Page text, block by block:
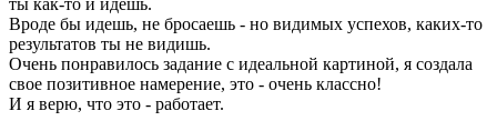
ты как-то и идешь.
Вроде бы идешь, не бросаешь - но видимых успехов, каких-то
результатов ты не видишь.
Очень понравилось задание с идеальной картиной, я создала
свое позитивное намерение, это - очень классно!
И я верю, что это - работает.